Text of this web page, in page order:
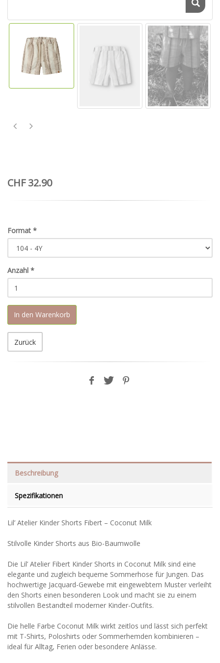
CHF 32.90
Format *
Anzahl *
In den Warenkorb
Zurück
Beschreibung
Spezifikationen
Lil’ Atelier Kinder Shorts Fibert – Coconut Milk
Stilvolle Kinder Shorts aus Bio-Baumwolle
Die Lil’ Atelier Fibert Kinder Shorts in Coconut Milk sind eine
elegante und zugleich bequeme Sommerhose für Jungen. Das
hochwertige Jacquard-Gewebe mit eingewebtem Muster verleiht
den Shorts einen besonderen Look und macht sie zu einem
stilvollen Bestandteil moderner Kinder-Outfits.
Die helle Farbe Coconut Milk wirkt zeitlos und lässt sich perfekt
mit T-Shirts, Poloshirts oder Sommerhemden kombinieren –
ideal für Alltag, Ferien oder besondere Anlässe.